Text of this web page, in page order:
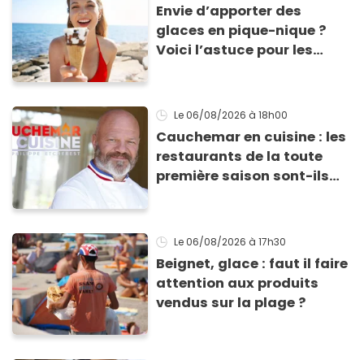
Envie d’apporter des
glaces en pique-nique ?
Voici l’astuce pour les
ne fondent !
Le 06/08/2026 à 18h00
Cauchemar en cuisine : les
restaurants de la toute
première saison sont-ils
Le 06/08/2026 à 17h30
Beignet, glace : faut il faire
attention aux produits
vendus sur la plage ?